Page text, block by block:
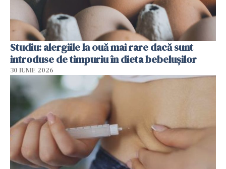
Studiu: alergiile la ouă mai rare dacă sunt
introduse de timpuriu în dieta bebelușilor
30 IUNIE 2026